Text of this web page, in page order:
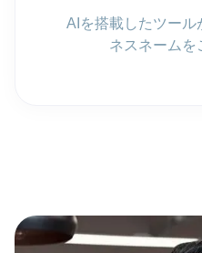
AIを搭載したツール
ネスネームを